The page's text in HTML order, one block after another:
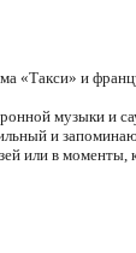
«Такси» и
музыки и
и
или в моменты,